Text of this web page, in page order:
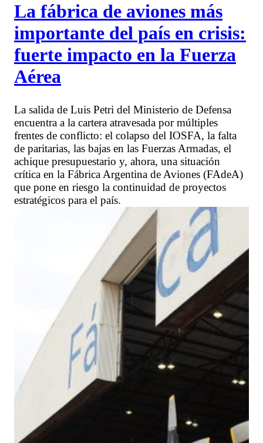
La fábrica de aviones más
importante del país en crisis:
fuerte impacto en la Fuerza
Aérea
La salida de Luis Petri del Ministerio de Defensa
encuentra a la cartera atravesada por múltiples
frentes de conflicto: el colapso del IOSFA, la falta
de paritarias, las bajas en las Fuerzas Armadas, el
achique presupuestario y, ahora, una situación
crítica en la Fábrica Argentina de Aviones (FAdeA)
que pone en riesgo la continuidad de proyectos
estratégicos para el país.